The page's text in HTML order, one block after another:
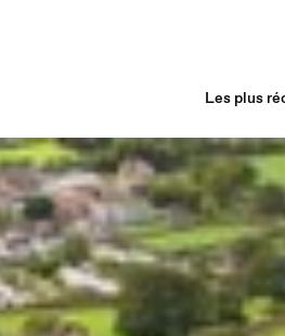
Les plus